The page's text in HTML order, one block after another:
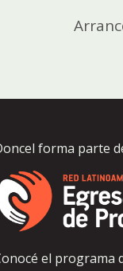
forma parte
el programa